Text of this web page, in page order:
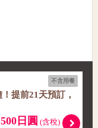
不含用餐
提前21天預訂，
日圓 (含稅)